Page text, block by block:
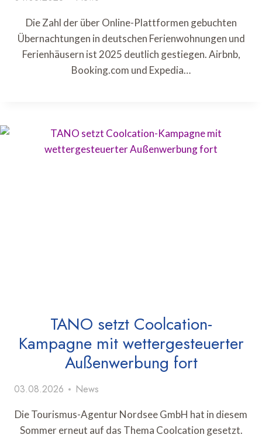
Die Zahl der über Online-Plattformen gebuchten
Übernachtungen in deutschen Ferienwohnungen und
Ferienhäusern ist 2025 deutlich gestiegen. Airbnb,
Booking.com und Expedia…
TANO setzt Coolcation-
Kampagne mit wettergesteuerter
Außenwerbung fort
03.08.2026 News
Die Tourismus-Agentur Nordsee GmbH hat in diesem
Sommer erneut auf das Thema Coolcation gesetzt.